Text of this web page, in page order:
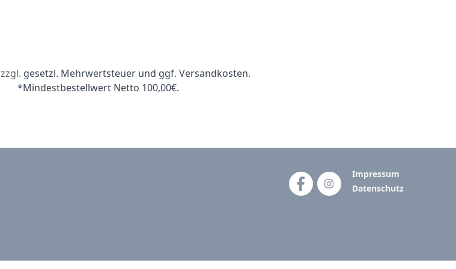
zzgl. gesetzl. Mehrwertsteuer und ggf. Versandkosten.
*Mindestbestellwert Netto 100,00€.
Impressum
Datenschutz